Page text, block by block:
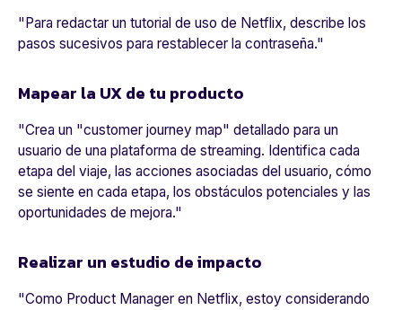
" Para redactar un tutorial de uso de Netflix, describe los
pasos sucesivos para restablecer la contraseña."
Mapear la UX de tu producto
"Crea un "customer journey map" detallado para un
usuario de una plataforma de streaming. Identifica cada
etapa del viaje, las acciones asociadas del usuario, cómo
se siente en cada etapa, los obstáculos potenciales y las
oportunidades de mejora."
Realizar un estudio de impacto
"Como Product Manager en Netflix, estoy considerando